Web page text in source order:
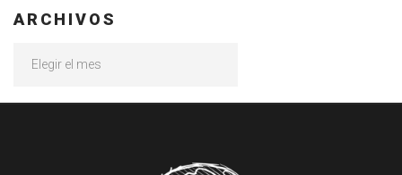
ARCHIVOS